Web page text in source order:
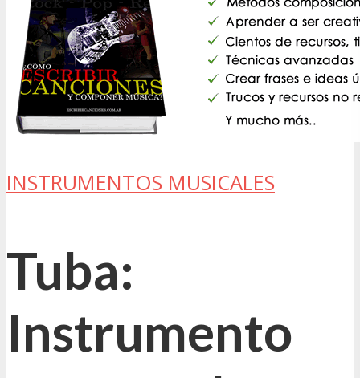
INSTRUMENTOS MUSICALES
Tuba:
Instrumento